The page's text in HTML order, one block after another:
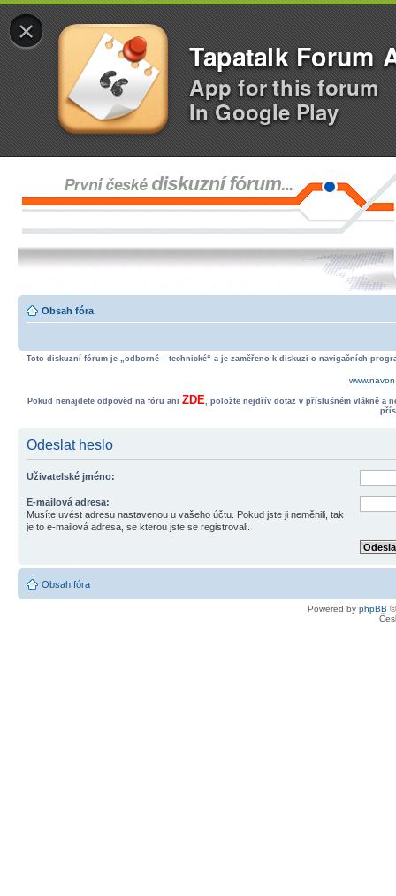
×
Tapatalk Forum
App for this forum
In Google Play
Obsah fóra
Toto diskuzní fórum je „odborně – technické“ a je zaměřeno k diskuzi o navigačních
Pokud nenajdete odpověď na fóru ani ZDE, položte nejdřív dotaz v příslušném vlákně a
Odeslat heslo
Uživatelské jméno:
E-mailová adresa:
Musíte uvést adresu nastavenou u vašeho účtu. Pokud jste ji neměnili, tak
je to e-mailová adresa, se kterou jste se registrovali.
Obsah fóra
Powered by phpBB